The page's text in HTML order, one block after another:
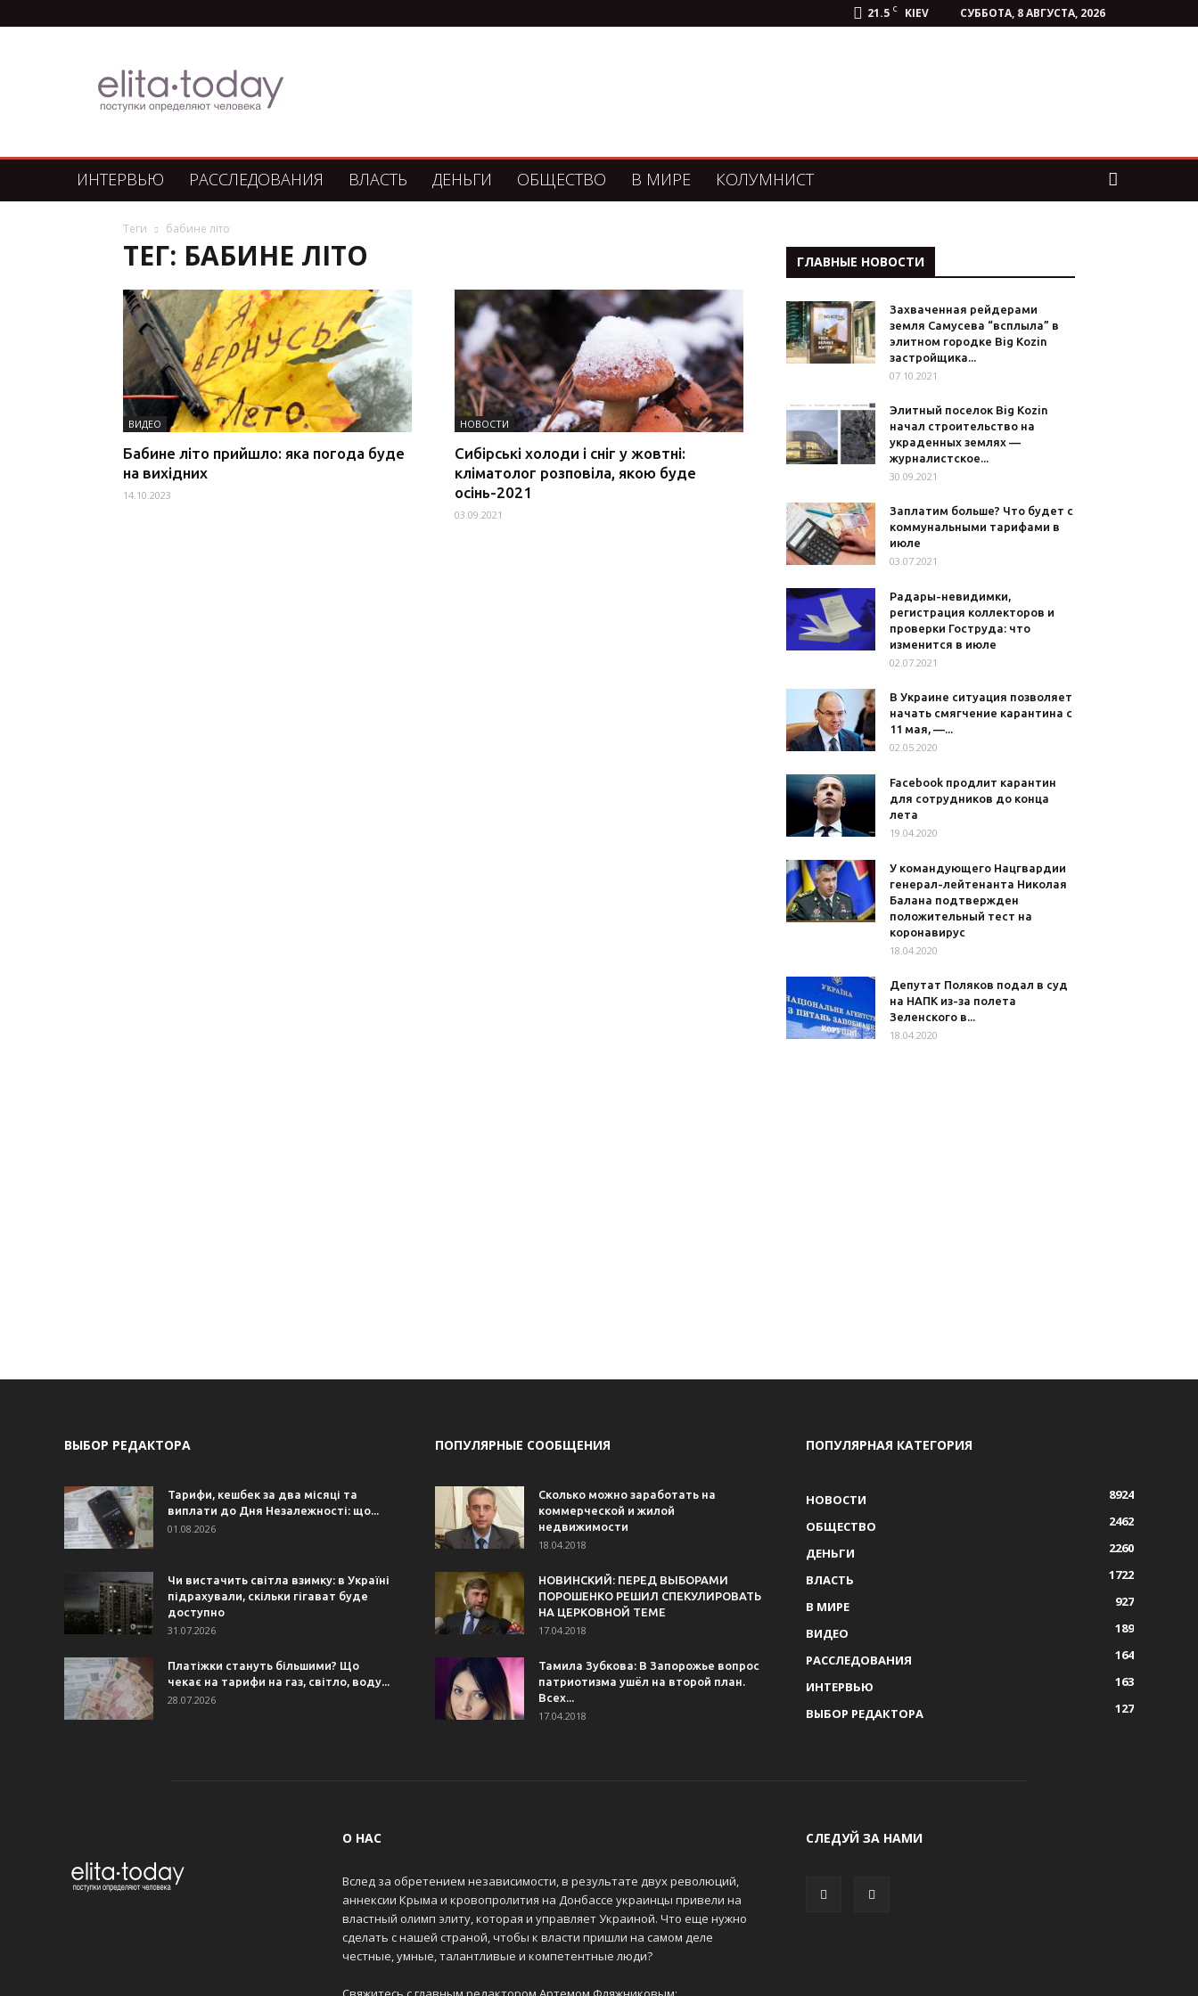
21.5 C KIEV СУББОТА, 8 АВГУСТА, 2026
Сегодня
ИНТЕРВЬЮ РАССЛЕДОВАНИЯ ВЛАСТЬ ДЕНЬГИ ОБЩЕСТВО В МИРЕ КОЛУМНИСТ
Теги бабине літо
ТЕГ: БАБИНЕ ЛІТО
ВИДЕО
Бабине літо прийшло: яка погода буде
на вихідних
14.10.2023
НОВОСТИ
Сибірські холоди і сніг у жовтні:
кліматолог розповіла, якою буде
осінь-2021
03.09.2021
ГЛАВНЫЕ НОВОСТИ
Захваченная рейдерами
земля Самусева “всплыла” в
элитном городке Big Kozin
застройщика...
07.10.2021
Элитный поселок Big Kozin
начал строительство на
украденных землях —
журналистское...
30.09.2021
Заплатим больше? Что будет с
коммунальными тарифами в
июле
03.07.2021
Радары-невидимки,
регистрация коллекторов и
проверки Гоструда: что
изменится в июле
02.07.2021
В Украине ситуация позволяет
начать смягчение карантина с
11 мая, —...
02.05.2020
Facebook продлит карантин
для сотрудников до конца
лета
19.04.2020
У командующего Нацгвардии
генерал-лейтенанта Николая
Балана подтвержден
положительный тест на
коронавирус
18.04.2020
Депутат Поляков подал в суд
на НАПК из-за полета
Зеленского в...
18.04.2020
ВЫБОР РЕДАКТОРА
Тарифи, кешбек за два місяці та
виплати до Дня Незалежності: що...
01.08.2026
Чи вистачить світла взимку: в Україні
підрахували, скільки гігават буде
доступно
31.07.2026
Платіжки стануть більшими? Що
чекає на тарифи на газ, світло, воду...
28.07.2026
ПОПУЛЯРНЫЕ СООБЩЕНИЯ
Сколько можно заработать на
коммерческой и жилой
недвижимости
18.04.2018
НОВИНСКИЙ: ПЕРЕД ВЫБОРАМИ
ПОРОШЕНКО РЕШИЛ СПЕКУЛИРОВАТЬ
НА ЦЕРКОВНОЙ ТЕМЕ
17.04.2018
Тамила Зубкова: В Запорожье вопрос
патриотизма ушёл на второй план.
Всех...
17.04.2018
ПОПУЛЯРНАЯ КАТЕГОРИЯ
НОВОСТИ
8924
ОБЩЕСТВО
2462
ДЕНЬГИ
2260
ВЛАСТЬ
1722
В МИРЕ
927
ВИДЕО
189
РАССЛЕДОВАНИЯ
164
ИНТЕРВЬЮ
163
ВЫБОР РЕДАКТОРА
127
О НАС
Вслед за обретением независимости, в результате двух революций,
аннексии Крыма и кровопролития на Донбассе украинцы привели на
властный олимп элиту, которая и управляет Украиной. Что еще нужно
сделать с нашей страной, чтобы к власти пришли на самом деле
честные, умные, талантливые и компетентные люди?
СЛЕДУЙ ЗА НАМИ